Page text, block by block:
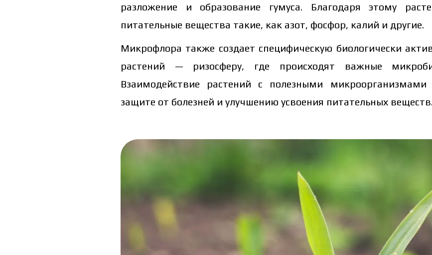
разложение и образование гумуса. Благодаря этому
питательные вещества такие, как азот, фосфор, калий и другие.
Микрофлора также создает специфическую биологически
растений — ризосферу, где происходят важные
Взаимодействие растений с полезными микроорганизмами
защите от болезней и улучшению усвоения питательных веществ.